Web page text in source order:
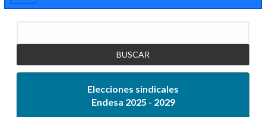
Elecciones sindicales
Endesa 2025 - 2029